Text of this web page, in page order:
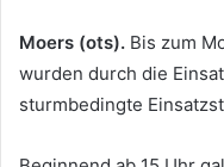
Moers (ots). Bis zum
wurden durch die
sturmbedingte